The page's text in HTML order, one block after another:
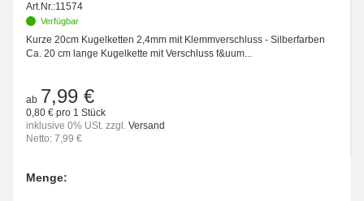
Art.Nr.:11574
Verfügbar
Kurze 20cm Kugelketten 2,4mm mit Klemmverschluss - Silberfarben
Ca. 20 cm lange Kugelkette mit Verschluss f&uum...
ab 7,99 €
0,80 € pro 1 Stück
inklusive 0% USt. zzgl. Versand
Netto: 7,99 €
Menge: